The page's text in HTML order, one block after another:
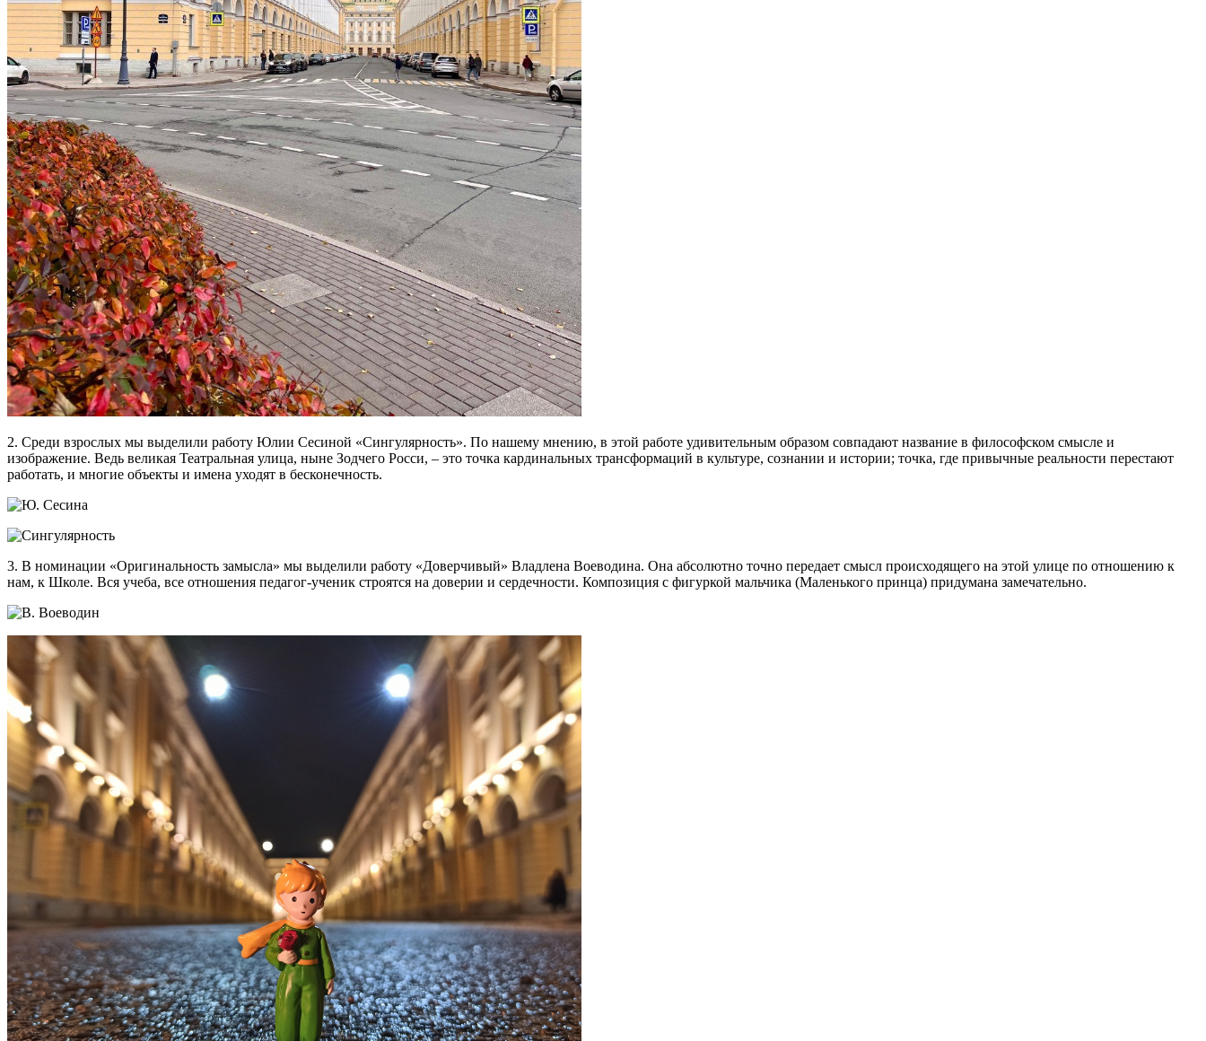
2. Среди взрослых мы выделили работу Юлии Сесиной «Сингулярность». По нашему мнению, в этой работе удивительным образом совпадают название в философском смысле и
изображение. Ведь великая Театральная улица, ныне Зодчего Росси, – это точка кардинальных трансформаций в культуре, сознании и истории; точка, где привычные реальности перестают
работать, и многие объекты и имена уходят в бесконечность.
3. В номинации «Оригинальность замысла» мы выделили работу «Доверчивый» Владлена Воеводина. Она абсолютно точно передает смысл происходящего на этой улице по отношению к
нам, к Школе. Вся учеба, все отношения педагог-ученик строятся на доверии и сердечности. Композиция с фигуркой мальчика (Маленького принца) придумана замечательно.